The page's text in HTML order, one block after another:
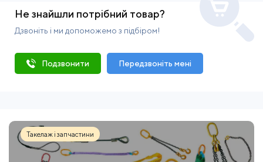
Не знайшли потрібний товар?
Дзвоніть і ми допоможемо з підбіром!
Подзвонити Передзвоніть мені
Такелаж і запчастини